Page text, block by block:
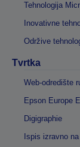
Tehnologija
Inovativne
Održive
Tvrtka
Web-odredište
Epson Europe
Digigraphie
Ispis izravno